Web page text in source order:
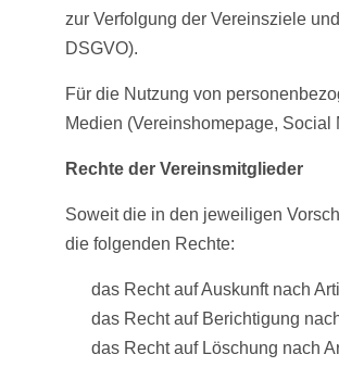
zur Verfolgung der Vereinsziele
DSGVO).
Für die Nutzung von
Medien (Vereinshomepage,
Rechte der Vereinsmitglieder
Soweit die in den jeweiligen
die folgenden Rechte:
das Recht auf Auskunft nach
das Recht auf Berichtigung
das Recht auf Löschung nach